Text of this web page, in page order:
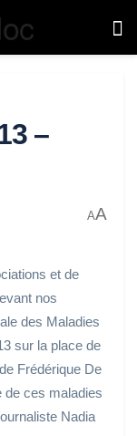
–
AA
et de
nos
des Maladies
sur la place de
Frédérique De
de ces maladies
Nadia